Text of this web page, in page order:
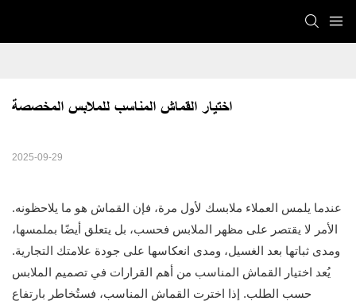
اختيار القماش المناسب للملابس المخصصة
2025-09-29
عندما يلمس العملاء ملابسك لأول مرة، فإن القماش هو ما يلاحظونه.
الأمر لا يقتصر على مظهر الملابس فحسب، بل يتعلق أيضًا بملمسها،
ومدى ثباتها بعد الغسيل، ومدى انعكاسها على جودة علامتك التجارية.
يُعد اختيار القماش المناسب من أهم القرارات في تصميم الملابس
حسب الطلب. إذا اخترت القماش المناسب، فستُخاطر بارتفاع